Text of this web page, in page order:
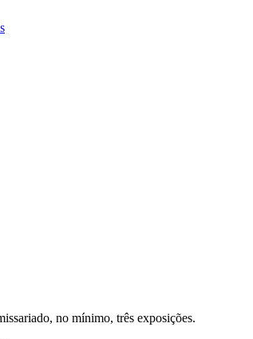
no mínimo, três exposições.